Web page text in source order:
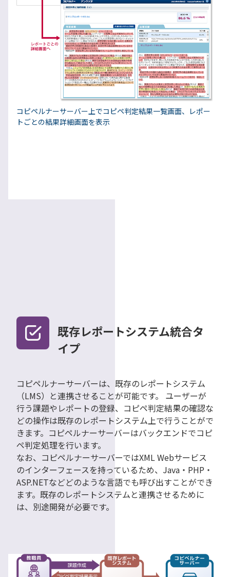
コピペルナーサーバー上でコピペ判定結果一覧画面、レポー
トごとの結果詳細画面を表示
既存レポートシステム統合タ
イプ
コピペルナーサーバーは、既存のレポートシステム
（LMS）と連携させることが可能です。 ユーザーが
行う課題やレポートの登録、コピペ判定結果の確認な
どの操作は既存のレポートシステム上で行うことがで
きます。コピペルナーサーバーはバックエンドでコピ
ペ判定処理を行います。
なお、コピペルナーサーバーではXML Webサービス
のインターフェースを持っているため、Java・PHP・
ASP.NETなどどのような言語でも呼び出すことができ
ます。既存のレポートシステムと連携させるために
は、別途開発が必要です。